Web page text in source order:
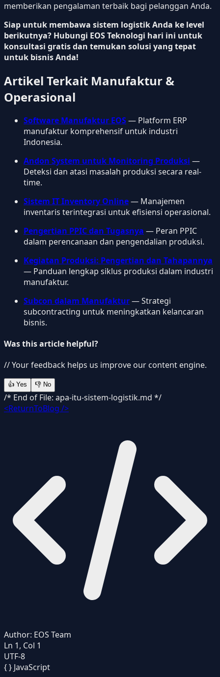
memberikan pengalaman terbaik bagi pelanggan Anda.
Siap untuk membawa sistem logistik Anda ke level
berikutnya? Hubungi EOS Teknologi hari ini untuk
konsultasi gratis dan temukan solusi yang tepat
untuk bisnis Anda!
Artikel Terkait Manufaktur &
Operasional
Software Manufaktur EOS— Platform ERP
manufaktur komprehensif untuk industri
Indonesia.
Andon System untuk Monitoring Produksi —
Deteksi dan atasi masalah produksi secara real-
time.
Sistem IT Inventory Online— Manajemen
inventaris terintegrasi untuk efisiensi operasional.
Pengertian PPIC dan Tugasnya — Peran PPIC
dalam perencanaan dan pengendalian produksi.
Kegiatan Produksi: Pengertian dan Tahapannya
— Panduan lengkap siklus produksi dalam industri
manufaktur.
Subcon dalam Manufaktur— Strategi
subcontracting untuk meningkatkan kelancaran
bisnis.
Was this article helpful?
// Your feedback helps us improve our content engine.
👍 Yes 👎 No
/* End of File: apa-itu-sistem-logistik.md */
<ReturnToBlog />
Author: EOS Team
Ln 1, Col 1
UTF-8
{ } JavaScript